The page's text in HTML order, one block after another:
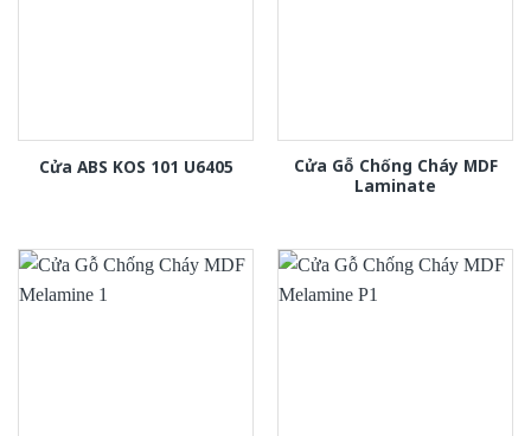
Cửa ABS KOS 101 U6405
Cửa Gỗ Chống Cháy MDF
Laminate